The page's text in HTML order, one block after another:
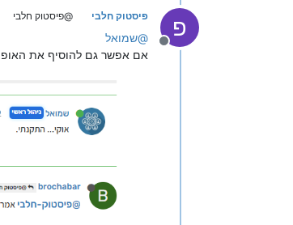
פ
מנותק
פיסטוק חלבי @פיסטוק חלבי
@שמואל
אם אפשר גם להוסיף את